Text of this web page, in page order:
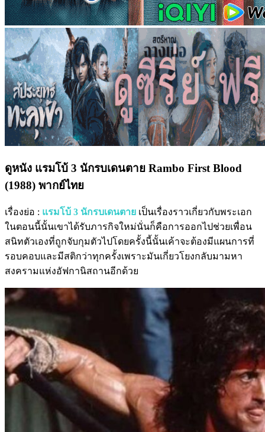
ดูหนัง แรมโบ้ 3 นักรบเดนตาย Rambo First Blood
(1988) พากย์ไทย
เรื่องย่อ : แรมโบ้ 3 นักรบเดนตาย เป็นเรื่องราวเกี่ยวกับพระเอก
ในตอนนี้นั้นเขาได้รับภารกิจใหม่นั่นก็คือการออกไปช่วยเพื่อน
สนิทตัวเองที่ถูกจับกุมตัวไปโดยครั้งนี้นั้นเค้าจะต้องมีแผนการที่
รอบคอบและมีสติกว่าทุกครั้งเพราะมันเกี่ยวโยงกลับมามหา
สงครามแห่งอัฟกานิสถานอีกด้วย